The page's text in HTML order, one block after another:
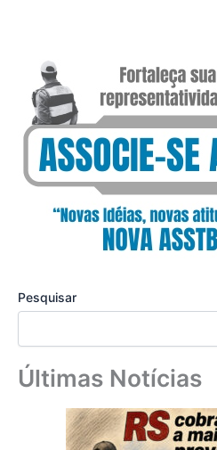
Pesquisar
Últimas Notícias